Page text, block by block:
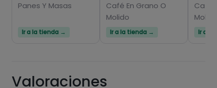
Panes Y Masas
Ir a la tienda →
Café En Grano O
Molido
Ir a la tienda →
Café
Molido
Ir a
Valoraciones